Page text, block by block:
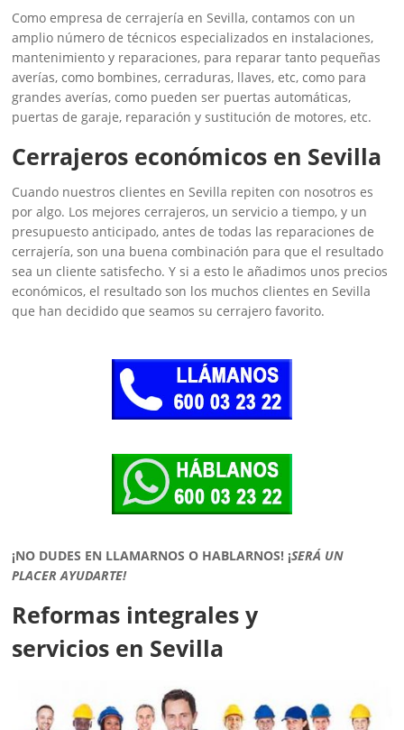
Como empresa de cerrajería en Sevilla, contamos con un
amplio número de técnicos especializados en instalaciones,
mantenimiento y reparaciones, para reparar tanto pequeñas
averías, como bombines, cerraduras, llaves, etc, como para
grandes averías, como pueden ser puertas automáticas,
puertas de garaje, reparación y sustitución de motores, etc.
Cerrajeros económicos en Sevilla
Cuando nuestros clientes en Sevilla repiten con nosotros es
por algo. Los mejores cerrajeros, un servicio a tiempo, y un
presupuesto anticipado, antes de todas las reparaciones de
cerrajería, son una buena combinación para que el resultado
sea un cliente satisfecho. Y si a esto le añadimos unos precios
económicos, el resultado son los muchos clientes en Sevilla
que han decidido que seamos su cerrajero favorito.
¡NO DUDES EN LLAMARNOS O HABLARNOS! ¡SERÁ UN
PLACER AYUDARTE!
Reformas integrales y
servicios en Sevilla